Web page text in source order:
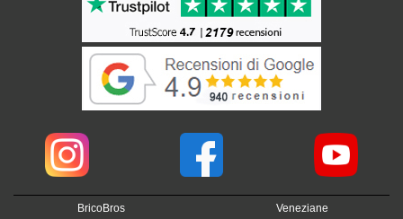
BricoBros Veneziane